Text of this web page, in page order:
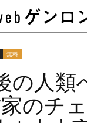
無料
の人類
のチ